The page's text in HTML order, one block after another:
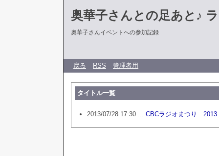
奥華子さんとの足あと♪
奥華子さんイベントへの参加記録
戻る RSS 管理者用
タイトル一覧
2013/07/28 17:30 ... CBCラジオまつり 2013